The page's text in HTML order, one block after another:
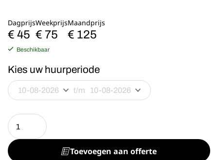
Dagprijs
€ 45
Weekprijs
€ 75
Maandprijs
€ 125
Beschikbaar
Kies uw huurperiode
t/m
Lenovo
ThinkPad
E590
15"
aantal
Toevoegen aan offerte